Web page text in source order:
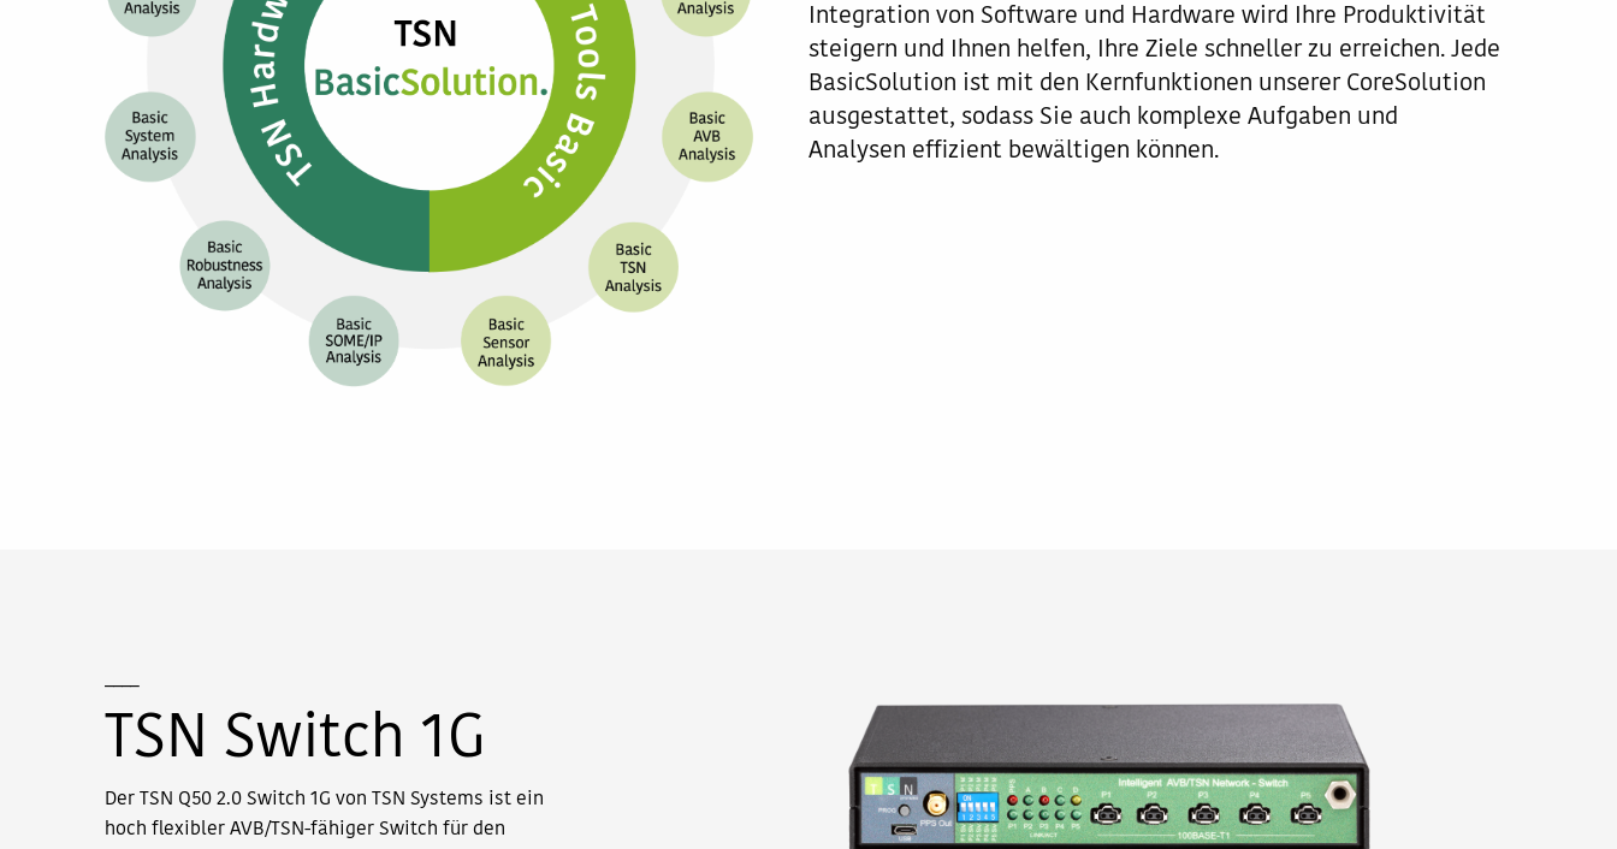
Integration von Software und Hardware wird Ihre Produktivität
steigern und Ihnen helfen, Ihre Ziele schneller zu erreichen. Jede
BasicSolution ist mit den Kernfunktionen unserer CoreSolution
ausgestattet, sodass Sie auch komplexe Aufgaben und
Analysen effizient bewältigen können.
TSN Switch 1G
Der TSN Q50 2.0 Switch 1G von TSN Systems ist ein
hoch flexibler AVB/TSN-fähiger Switch für den